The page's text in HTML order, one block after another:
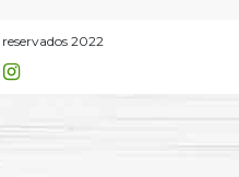
reservados 2022